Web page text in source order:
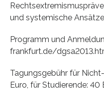
und systemische
Programm und
frankfurt.de/
Tagungsgebühr für
Euro, für Studierende: 40